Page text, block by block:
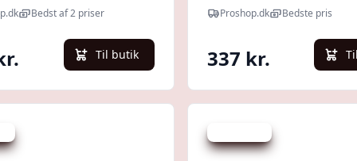
(Tilt & Swivel)
Bedst af 2 priser
Til butik
monitor mounting
Proshop.dk Bedste pris
337 kr.